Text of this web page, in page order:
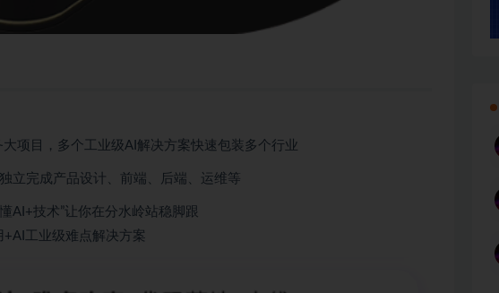
项目，多个工业级AI解决方案快速包装多个行业
立完成产品设计、前端、后端、运维等
AI+技术”让你在分水岭站稳脚跟
工业级难点解决方案